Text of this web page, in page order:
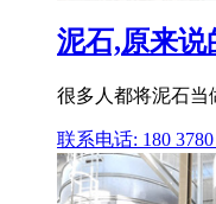
泥石,原来说
很多人都将泥石当
联系电话: 180 3780